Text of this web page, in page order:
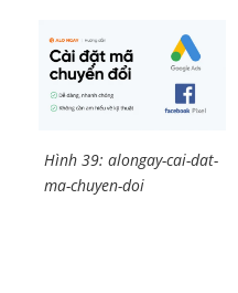
Hình 39: alongay-cai-dat-
ma-chuyen-doi